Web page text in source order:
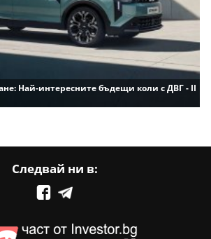
Най-интересните бъдещи коли с ДВГ - II
Следвай ни в: